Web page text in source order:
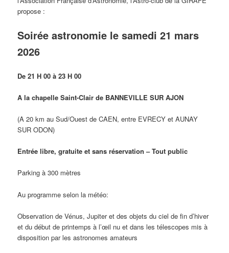
propose :
Soirée astronomie le samedi 21 mars
2026
De 21 H 00 à 23 H 00
A la chapelle Saint-Clair de BANNEVILLE SUR AJON
(A 20 km au Sud/Ouest de CAEN, entre EVRECY et AUNAY
SUR ODON)
Entrée libre, gratuite et sans réservation – Tout public
Parking à 300 mètres
Au programme selon la météo:
Observation de Vénus, Jupiter et des objets du ciel de fin d’hiver
et du début de printemps à l’œil nu et dans les télescopes mis à
disposition par les astronomes amateurs